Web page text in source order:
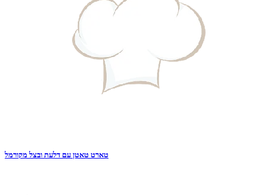
טארט טאטן עם דלעת ובצל מקורמל